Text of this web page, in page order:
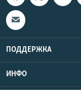
ПОДДЕРЖКА
ИНФО